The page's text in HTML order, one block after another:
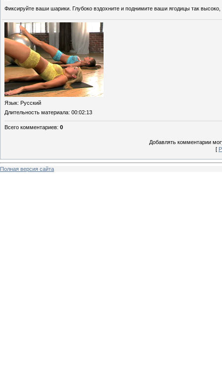
Фиксируйте ваши шарики. Глубоко вздохните и поднимите ваши ягодицы так высоко,
Язык: Русский
Длительность материала: 00:02:13
Всего комментариев: 0
Добавлять комментарии
[
Полная версия сайта